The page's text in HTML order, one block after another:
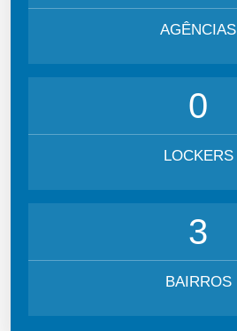
AGÊNCIAS
0
LOCKERS
3
BAIRROS